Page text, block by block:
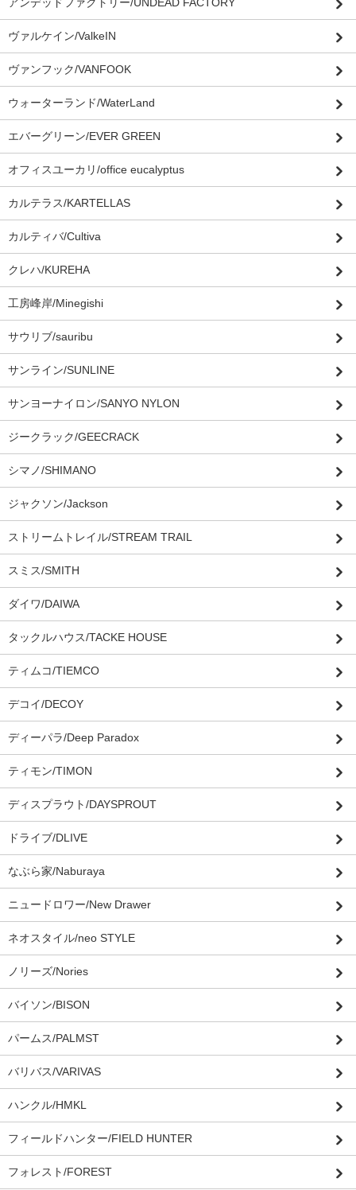
ヴァルケイン/ValkeIN
ヴァンフック/VANFOOK
ウォーターランド/WaterLand
エバーグリーン/EVER GREEN
オフィスユーカリ/office eucalyptus
カルテラス/KARTELLAS
カルティバ/Cultiva
クレハ/KUREHA
工房峰岸/Minegishi
サウリブ/sauribu
サンライン/SUNLINE
サンヨーナイロン/SANYO NYLON
ジークラック/GEECRACK
シマノ/SHIMANO
ジャクソン/Jackson
ストリームトレイル/STREAM TRAIL
スミス/SMITH
ダイワ/DAIWA
タックルハウス/TACKE HOUSE
ティムコ/TIEMCO
デコイ/DECOY
ディーパラ/Deep Paradox
ティモン/TIMON
ディスプラウト/DAYSPROUT
ドライブ/DLIVE
なぶら家/Naburaya
ニュードロワー/New Drawer
ネオスタイル/neo STYLE
ノリーズ/Nories
バイソン/BISON
パームス/PALMST
バリバス/VARIVAS
ハンクル/HMKL
フィールドハンター/FIELD HUNTER
フォレスト/FOREST